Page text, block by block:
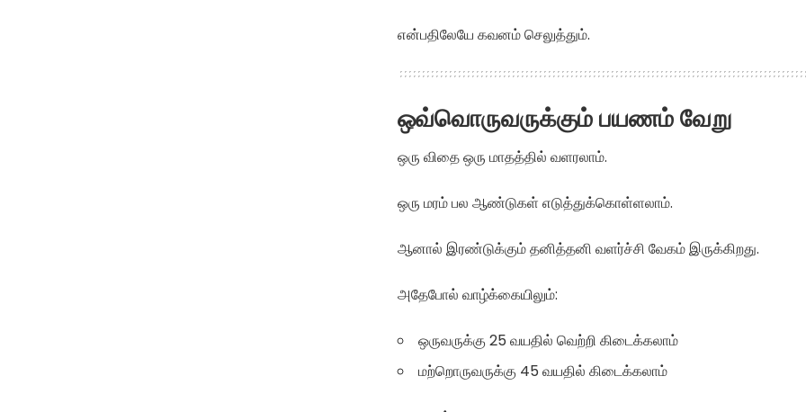
என்பதிலேயே கவனம் செலுத்தும்.
ஒவ்வொருவருக்கும் பயணம் வேறு
ஒரு விதை ஒரு மாதத்தில் வளரலாம்.
ஒரு மரம் பல ஆண்டுகள் எடுத்துக்கொள்ளலாம்.
ஆனால் இரண்டுக்கும் தனித்தனி வளர்ச்சி வேகம் இருக்கிறது.
அதேபோல் வாழ்க்கையிலும்:
ஒருவருக்கு 25 வயதில் வெற்றி கிடைக்கலாம்
மற்றொருவருக்கு 45 வயதில் கிடைக்கலாம்